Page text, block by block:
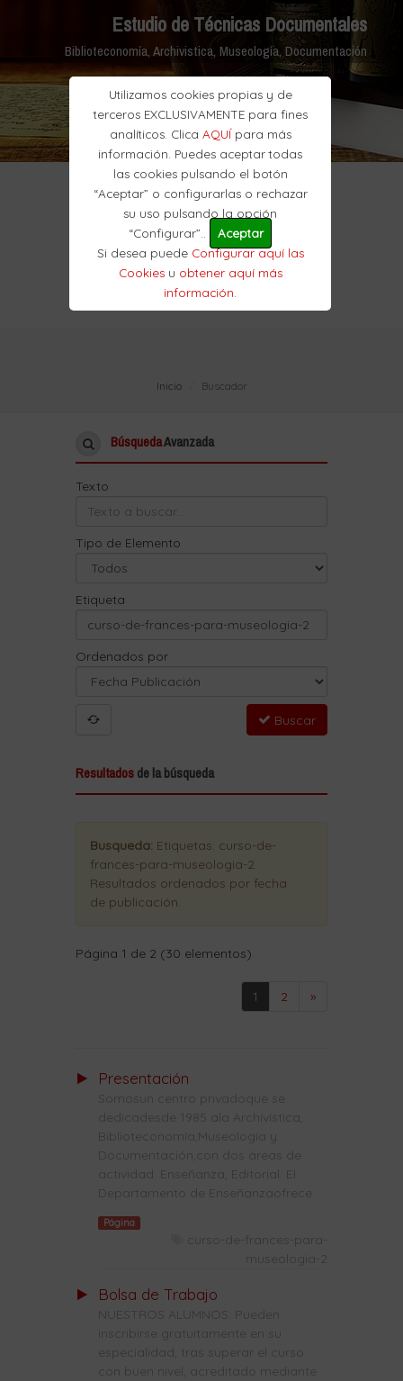
Utilizamos cookies propias y de
terceros EXCLUSIVAMENTE para fines
analíticos. Clica AQUÍpara más
información. Puedes aceptar todas
las cookies pulsando el botón
“Aceptar” o configurarlas o rechazar
su uso pulsando la opción
“Configurar”..
Aceptar
Si desea puede Configurar aquí las
Cookiesu obtener aquí más
información
Estudio de Técnicas Documentales
Biblioteconomía, Archivistica, Museología, Documentación
Inicio Buscador
BúsquedaAvanzada
Texto
Tipo de Elemento
Etiqueta
Ordenados por
Buscar
Resultadosde la búsqueda
Busqueda: Etiquetas: curso-de-
frances-para-museologia-2.
Resultados ordenados por fecha
de publicación.
Página 1 de 2 (30 elementos)
1 2 »
Presentación
Somosun centro privadoque se
dedicadesde 1985 ala Archivística,
Biblioteconomía,Museología y
Documentación,con dos áreas de
actividad: Enseñanza, Editorial. El
Departamento de Enseñanzaofrece ...
Página
curso-de-frances-para-
museologia-2
Bolsa de Trabajo
NUESTROS ALUMNOS: Pueden
inscribirse gratuitamente en su
especialidad, tras superar el curso
con buen nivel, acreditado mediante